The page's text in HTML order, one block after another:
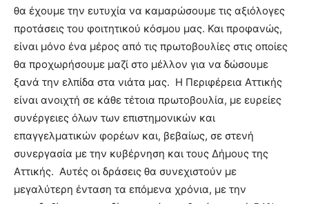
θα έχουμε την ευτυχία να καμαρώσουμε τις αξιόλογες
προτάσεις του φοιτητικού κόσμου μας. Και προφανώς,
είναι μόνο ένα μέρος από τις πρωτοβουλίες στις οποίες
θα προχωρήσουμε μαζί στο μέλλον για να δώσουμε
ξανά την ελπίδα στα νιάτα μας. Η Περιφέρεια Αττικής
είναι ανοιχτή σε κάθε τέτοια πρωτοβουλία, με ευρείες
συνέργειες όλων των επιστημονικών και
επαγγελματικών φορέων και, βεβαίως, σε στενή
συνεργασία με την κυβέρνηση και τους Δήμους της
Αττικής. Αυτές οι δράσεις θα συνεχιστούν με
μεγαλύτερη ένταση τα επόμενα χρόνια, με την